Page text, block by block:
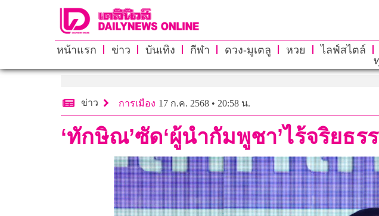
หน้าแรก ข่าว บันเทิง กีฬา ดวง-มูเตลู หวย ไลฟ์สไตล์
ข่าว การเมือง 17 ก.ค. 2568 • 20:58 น.
‘ทักษิณ’ซัด‘ผู้นำกัมพูชา’ไร้จริยธ